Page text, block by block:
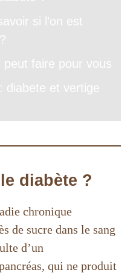
si l’on est
peut faire pour vous
diabete et vertige
diabète ?
chronique
de sucre dans le sang
d’un
qui ne produit